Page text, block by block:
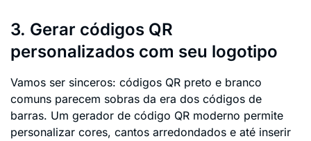
3. Gerar códigos QR
personalizados com seu logotipo
Vamos ser sinceros: códigos QR preto e branco
comuns parecem sobras da era dos códigos de
barras. Um gerador de código QR moderno permite
personalizar cores, cantos arredondados e até inserir